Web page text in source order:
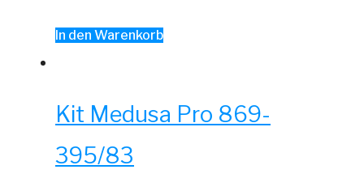
In den Warenkorb
Kit Medusa Pro 869-
395/83